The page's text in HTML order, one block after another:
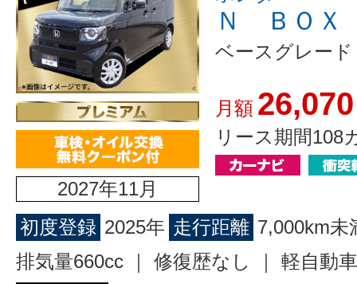
2027年11月
Ｎ ＢＯＸ
ベースグレード
月額 26,070
リース期間108
初度登録 2025年 走行距離 7,000km未
排気量660cc ｜ 修復歴なし ｜ 軽自動車